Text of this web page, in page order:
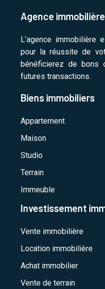
Agence immobilière
L’agence immobilière
pour la réussite de
bénéficierez de bons
futures transactions.
Biens immobiliers
Appartement
Maison
Studio
Terrain
Immeuble
Investissement
Vente immobilière
Location immobilière
Achat immobilier
Vente de terrain